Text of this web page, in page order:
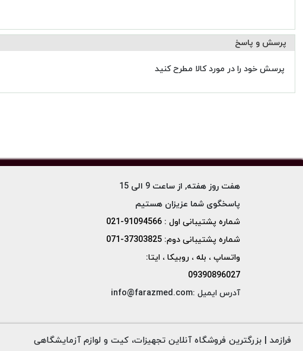
پرسش و پاسخ
پرسش خود را در مورد کالا مطرح کنید
هفت روز هفته, از ساعت 9 الی 15
پاسخگوی شما عزیزان هستیم
شماره پشتیبانی اول : 91094566-021
شماره پشتیبانی دوم: 37303825-071
واتساپ ، بله ، روبیکا ، ایتا:
09390896027
آدرس ایمیل :info@farazmed.com
فرازمد | بزرگترین فروشگاه آنلاین تجهیزات، کیت و لوازم آزمایشگاهی